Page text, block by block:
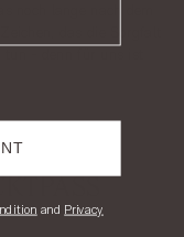
noch lange nach dem
and Privacy